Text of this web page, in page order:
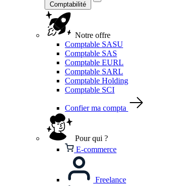
Comptabilité
Notre offre
Comptable SASU
Comptable SAS
Comptable EURL
Comptable SARL
Comptable Holding
Comptable SCI
Confier ma compta
Pour qui ?
E-commerce
Freelance